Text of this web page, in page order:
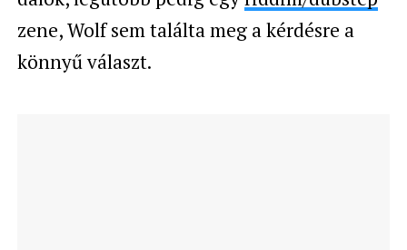
zene, Wolf sem találta meg a kérdésre a
könnyű választ.